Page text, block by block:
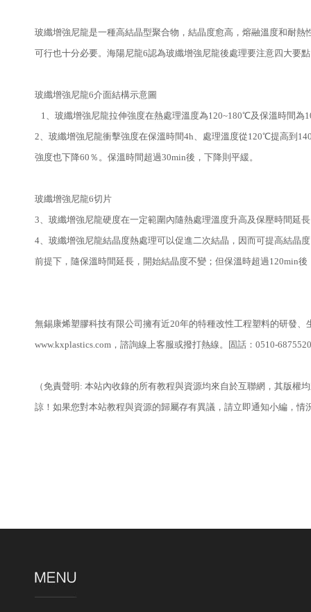
玻纖增強尼龍是一種高結晶型聚合物，結晶度愈高，熔融溫度和耐
可行也十分必要。海陽尼龍6認為玻纖增強尼龍後處理要注意四大要
玻纖增強尼龍6介面結構示意圖
1、玻纖增強尼龍拉伸強度在熱處理溫度為120~180℃及保溫時間為
2、玻纖增強尼龍衝擊強度在保溫時間4h、處理溫度從120℃提高到
強度也下降60％。保溫時間超過30min後，下降則平緩。
玻纖增強尼龍6切片
3、玻纖增強尼龍硬度在一定範圍內隨熱處理溫度升高及保壓時間延
4、玻纖增強尼龍結晶度熱處理可以促進二次結晶，因而可提高結
前提下，隨保溫時間延長，開始結晶度不變；但保溫時超過120min
無錫康烯塑膠科技有限公司擁有近20年的特種改性工程塑料的研發
www.kxplastics.com，諮詢線上客服或撥打熱線。固話：0510-
（免責聲明: 本站內收錄的所有教程與資源均來自於互聯網，其版
諒！如果您對本站教程與資源的歸屬存有異議，請立即通知小編，情